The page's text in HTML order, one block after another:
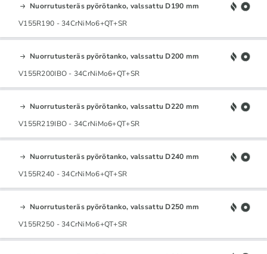
Nuorrutusteräs pyörötanko, valssattu D190 mm
V155R190 - 34CrNiMo6+QT+SR
Nuorrutusteräs pyörötanko, valssattu D200 mm
V155R200IBO - 34CrNiMo6+QT+SR
Nuorrutusteräs pyörötanko, valssattu D220 mm
V155R219IBO - 34CrNiMo6+QT+SR
Nuorrutusteräs pyörötanko, valssattu D240 mm
V155R240 - 34CrNiMo6+QT+SR
Nuorrutusteräs pyörötanko, valssattu D250 mm
V155R250 - 34CrNiMo6+QT+SR